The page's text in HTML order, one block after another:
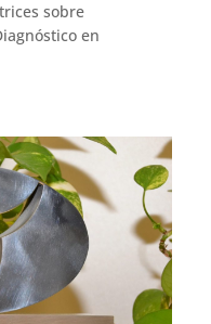
sobre
en